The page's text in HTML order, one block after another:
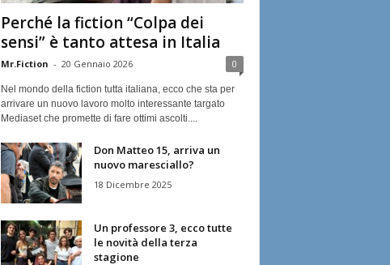
Perché la fiction “Colpa dei
sensi” è tanto attesa in Italia
Mr.Fiction - 20 Gennaio 2026 0
Nel mondo della fiction tutta italiana, ecco che sta per
arrivare un nuovo lavoro molto interessante targato
Mediaset che promette di fare ottimi ascolti....
Don Matteo 15, arriva un
nuovo maresciallo?
18 Dicembre 2025
Un professore 3, ecco tutte
le novità della terza
stagione